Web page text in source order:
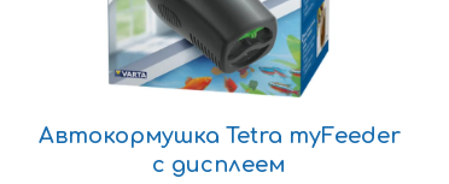
Автокормушка Tetra myFeeder
с дисплеем